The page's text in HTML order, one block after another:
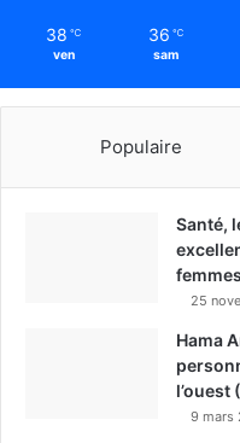
38 ℃
ven
36 ℃
sam
Populaire
Santé,
25
Hama
l’ouest
9 mars